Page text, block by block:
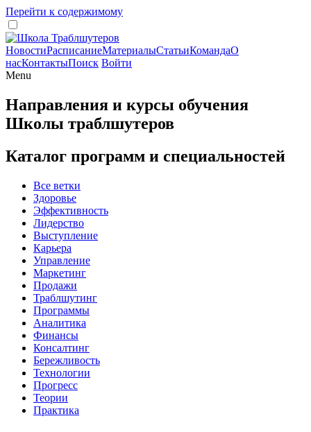
Перейти к содержимому
НовостиРасписаниеМатериалыСтатьиКомандаО
насКонтактыПоиск Войти
Menu
Направления и курсы обучения
Школы траблшутеров
Каталог программ и специальностей
Все ветки
Здоровье
Эффективность
Лидерство
Выступление
Карьера
Управление
Маркетинг
Продажи
Траблшутинг
Программы
Аналитика
Финансы
Консалтинг
Бережливость
Технологии
Прогресс
Теории
Практика